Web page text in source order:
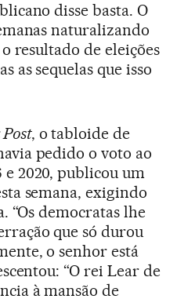
disse basta. O
naturalizando
resultado de eleições
as sequelas que isso
, o tabloide de
pedido o voto ao
2020, publicou um
semana, exigindo
“Os democratas lhe
que só durou
o senhor está
“O rei Lear de
à mansão de